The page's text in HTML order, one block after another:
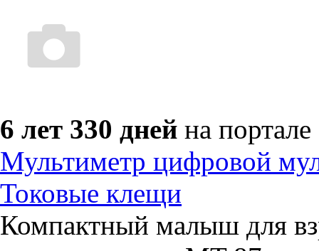
6 лет 330 дней на портале
Мультиметр цифровой
Токовые клещи
Компактный малыш для